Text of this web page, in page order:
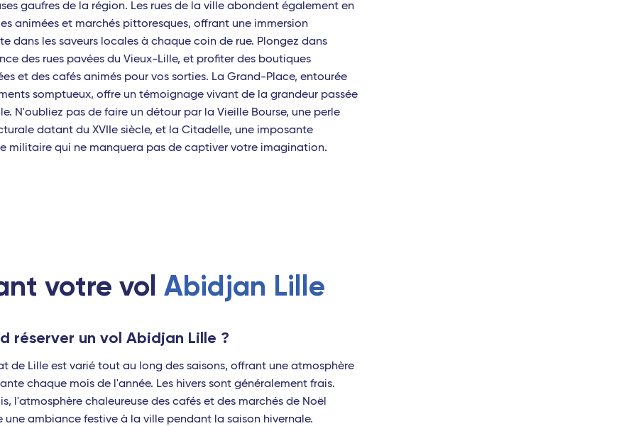
gaufres de la région. Les rues de la ville abondent également en
animées et marchés pittoresques, offrant une immersion
dans les saveurs locales à chaque coin de rue. Plongez dans
des rues pavées du Vieux-Lille, et profiter des boutiques
et des cafés animés pour vos sorties. La Grand-Place, entourée
somptueux, offre un témoignage vivant de la grandeur passée
N'oubliez pas de faire un détour par la Vieille Bourse, une perle
datant du XVIIe siècle, et la Citadelle, une imposante
militaire qui ne manquera pas de captiver votre imagination.
votre vol Abidjan Lille
réserver un vol Abidjan Lille ?
de Lille est varié tout au long des saisons, offrant une atmosphère
chaque mois de l'année. Les hivers sont généralement frais.
l'atmosphère chaleureuse des cafés et des marchés de Noël
une ambiance festive à la ville pendant la saison hivernale.